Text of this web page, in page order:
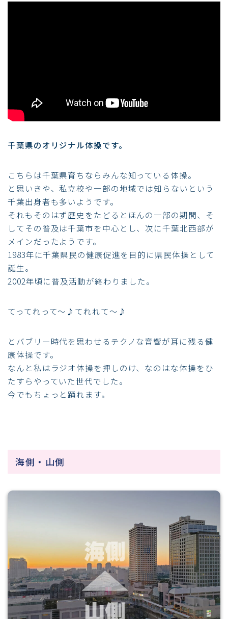
千葉県のオリジナル体操です。
こちらは千葉県育ちならみんな知っている体操。
と思いきや、私立校や一部の地域では知らないという
千葉出身者も多いようです。
それもそのはず歴史をたどるとほんの一部の期間、そ
してその普及は千葉市を中心とし、次に千葉北西部が
メインだったようです。
1983年に千葉県民の健康促進を目的に県民体操として
誕生。
2002年頃に普及活動が終わりました。
てってれって～♪てれれて～♪
とバブリー時代を思わせるテクノな音響が耳に残る健
康体操です。
なんと私はラジオ体操を押しのけ、なのはな体操をひ
たすらやっていた世代でした。
今でもちょっと踊れます。
海側・山側